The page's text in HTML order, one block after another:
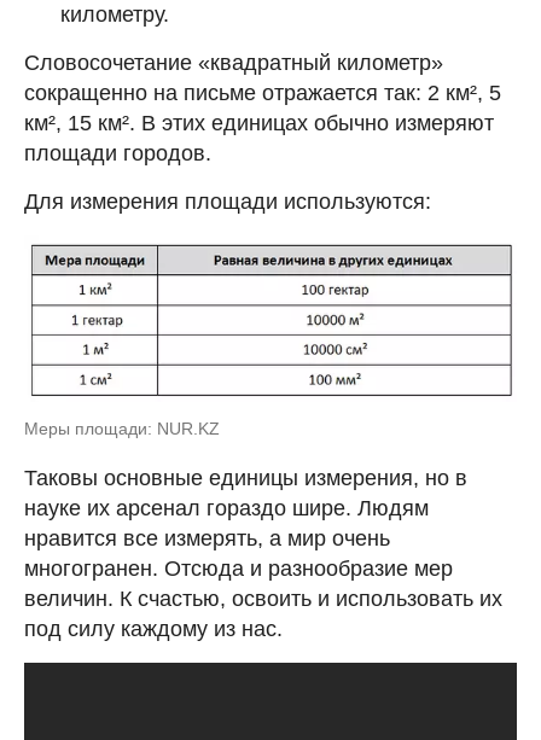
километру.
Словосочетание «квадратный километр»
сокращенно на письме отражается так: 2 км², 5
км², 15 км². В этих единицах обычно измеряют
площади городов.
Для измерения площади используются:
Меры площади: NUR.KZ
Таковы основные единицы измерения, но в
науке их арсенал гораздо шире. Людям
нравится все измерять, а мир очень
многогранен. Отсюда и разнообразие мер
величин. К счастью, освоить и использовать их
под силу каждому из нас.